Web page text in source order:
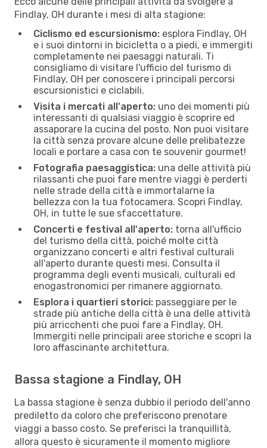
Findlay, OH durante i mesi di alta stagione:
Ciclismo ed escursionismo: esplora Findlay, OH
e i suoi dintorni in bicicletta o a piedi, e immergiti
completamente nei paesaggi naturali. Ti
consigliamo di visitare l'ufficio del turismo di
Findlay, OH per conoscere i principali percorsi
escursionistici e ciclabili.
Visita i mercati all'aperto: uno dei momenti più
interessanti di qualsiasi viaggio è scoprire ed
assaporare la cucina del posto. Non puoi visitare
la città senza provare alcune delle prelibatezze
locali e portare a casa con te souvenir gourmet!
Fotografia paesaggistica: una delle attività più
rilassanti che puoi fare mentre viaggi è perderti
nelle strade della città e immortalarne la
bellezza con la tua fotocamera. Scopri Findlay,
OH, in tutte le sue sfaccettature.
Concerti e festival all'aperto: torna all'ufficio
del turismo della città, poiché molte città
organizzano concerti e altri festival culturali
all'aperto durante questi mesi. Consulta il
programma degli eventi musicali, culturali ed
enogastronomici per rimanere aggiornato.
Esplora i quartieri storici: passeggiare per le
strade più antiche della città è una delle attività
più arricchenti che puoi fare a Findlay, OH.
Immergiti nelle principali aree storiche e scopri la
loro affascinante architettura.
Bassa stagione a Findlay, OH
La bassa stagione è senza dubbio il periodo dell'anno
prediletto da coloro che preferiscono prenotare
viaggi a basso costo. Se preferisci la tranquillità,
allora questo è sicuramente il momento migliore